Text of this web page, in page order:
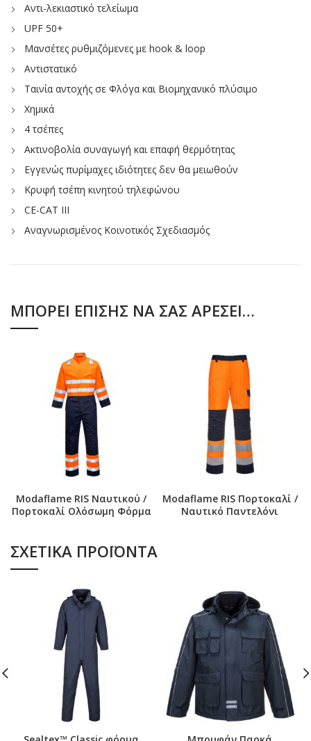
Αντι-λεκιαστικό τελείωμα
UPF 50+
Μανσέτες ρυθμιζόμενες με hook & loop
Αντιστατικό
Ταινία αντοχής σε Φλόγα και Βιομηχανικό πλύσιμο
Χημικά
4 τσέπες
Ακτινοβολία συναγωγή και επαφή θερμότητας
Εγγενώς πυρίμαχες ιδιότητες δεν θα μειωθούν
Κρυφή τσέπη κινητού τηλεφώνου
CE-CAT III
Αναγνωρισμένος Κοινοτικός Σχεδιασμός
ΜΠΟΡΕΊ ΕΠΊΣΗΣ ΝΑ ΣΑΣ ΑΡΈΣΕΙ…
Modaflame RIS Ναυτικού /
Πορτοκαλί Ολόσωμη Φόρμα
Modaflame RIS Πορτοκαλί /
Ναυτικό Παντελόνι
ΣΧΕΤΙΚΆ ΠΡΟΪΌΝΤΑ